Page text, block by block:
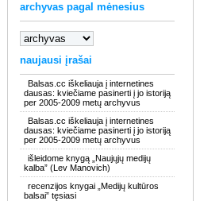
archyvas pagal mėnesius
naujausi įrašai
Balsas.cc iškeliauja į internetines
dausas: kviečiame pasinerti į jo istoriją
per 2005-2009 metų archyvus
Balsas.cc iškeliauja į internetines
dausas: kviečiame pasinerti į jo istoriją
per 2005-2009 metų archyvus
išleidome knygą „Naujųjų medijų
kalba” (Lev Manovich)
recenzijos knygai „Medijų kultūros
balsai” tęsiasi